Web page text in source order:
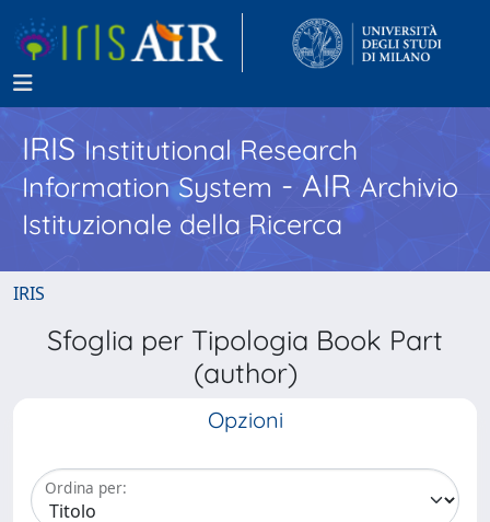
IRISInstitutional Research
Information System - AIR Archivio
Istituzionale della Ricerca
IRIS
Sfoglia per Tipologia Book Part
(author)
Opzioni
Ordina per: